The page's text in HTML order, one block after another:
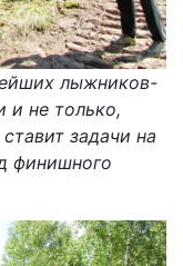
лыжников-
и не только,
задачи на
финишного